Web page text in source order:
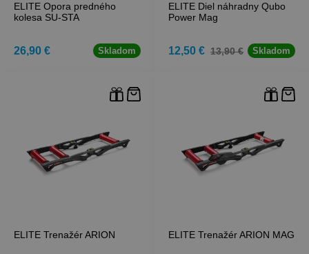
ELITE Opora predného
kolesa SU-STA
26,90 € Skladom
ELITE Diel náhradny Qubo
Power Mag
12,50 € 13,90 € Skladom
ELITE Trenažér ARION ELITE Trenažér ARION MAG